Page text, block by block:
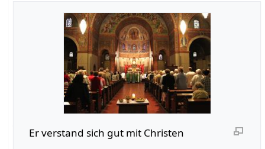
Er verstand sich gut mit Christen